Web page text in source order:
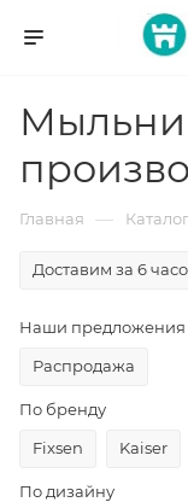
Главная — Каталог
Доставим за 6
Наши предложения
Распродажа
По бренду
Fixsen
Kaiser
По дизайну